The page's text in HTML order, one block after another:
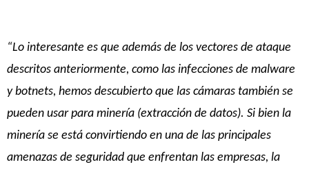
“Lo interesante es que además de los vectores de ataque
descritos anteriormente, como las infecciones de malware
y botnets, hemos descubierto que las cámaras también se
pueden usar para minería (extracción de datos). Si bien la
minería se está convirtiendo en una de las principales
amenazas de seguridad que enfrentan las empresas, la